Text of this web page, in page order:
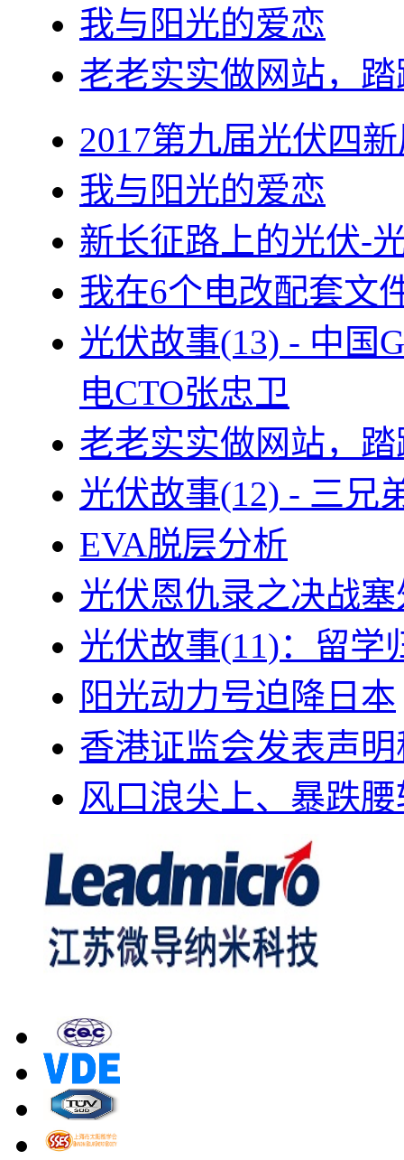
我与阳光的爱恋
老老实实做网站，
2017第九届光伏四
我与阳光的爱恋
新长征路上的光伏-
我在6个电改配套文
光伏故事(13) - 中国
电CTO张忠卫
老老实实做网站，
光伏故事(12) - 三兄
EVA脱层分析
光伏恩仇录之决战
光伏故事(11)：留学
阳光动力号迫降日本
香港证监会发表声
风口浪尖上、暴跌